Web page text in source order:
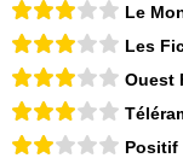
Le
Les
Ouest
Positif